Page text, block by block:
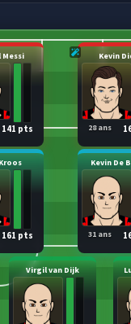
Virgil van Dijk
161 pts
Kevin De
31 ans
Messi
141 pts
Kevin
28 ans